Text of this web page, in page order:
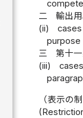
二
輸出
(ii)
purpose
三
第十
(iii)
（表示の制